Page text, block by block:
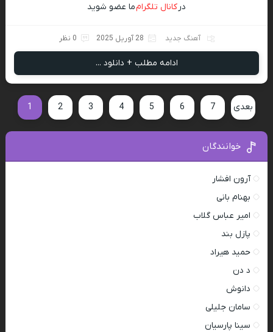
درکانال تلگرامما عضو شوید
آهنگ جدید 28 آوریل 2025 0 نظر
ادامه مطلب + دانلود ...
1 2 3 4 5 6 7 بعدی
خوانندگان
آرون افشار
بهنام بانی
امیر عباس گلاب
پازل بند
حمید هیراد
د دن
دانوش
سامان جلیلی
سینا پارسیان